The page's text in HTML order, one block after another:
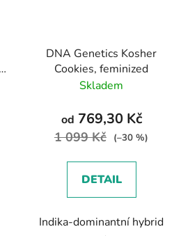
DNA Genetics Kosher
Cookies, feminized
Skladem
od 769,30 Kč
1 099 Kč (–30 %)
DETAIL
Indika-dominantní hybrid